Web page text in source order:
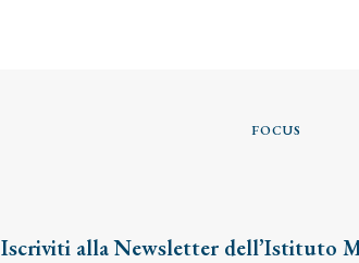
FOCUS
Iscriviti alla Newsletter dell’Istituto